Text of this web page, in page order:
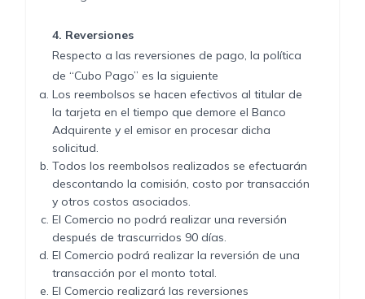
4. Reversiones
Respecto a las reversiones de pago, la política
de “Cubo Pago” es la siguiente
Los reembolsos se hacen efectivos al titular de
la tarjeta en el tiempo que demore el Banco
Adquirente y el emisor en procesar dicha
solicitud.
Todos los reembolsos realizados se efectuarán
descontando la comisión, costo por transacción
y otros costos asociados.
El Comercio no podrá realizar una reversión
después de trascurridos 90 días.
El Comercio podrá realizar la reversión de una
transacción por el monto total.
El Comercio realizará las reversiones